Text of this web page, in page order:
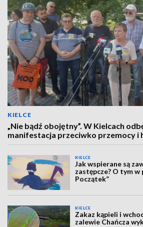
KIELCE
„Nie bądź obojętny”. W Kielcach
manifestacja przeciwko przemocy i
KIELCE
Jak wspierane są
zastępcze? O tym
Początek”
KIELCE
Zakaz kąpieli i
zalewie Chańcza